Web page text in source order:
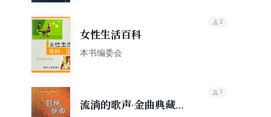
女性生活百科
本书编委会
2
流淌的歌声·金曲典藏系
1